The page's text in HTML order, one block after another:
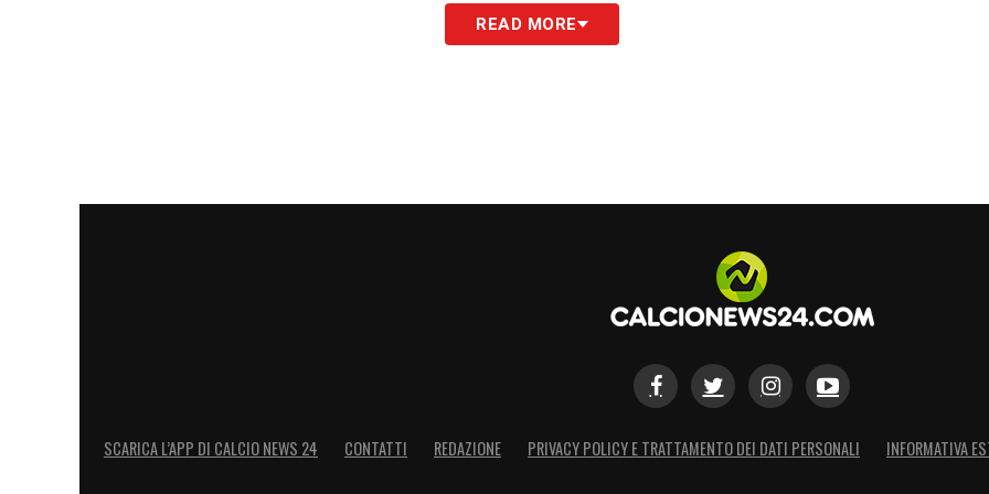
READ MORE
SCARICA L’APP DI CALCIO NEWS 24 CONTATTI REDAZIONE PRIVACY POLICY E TRATTAMENTO DEI DATI PERSONALI INFORMATIVA